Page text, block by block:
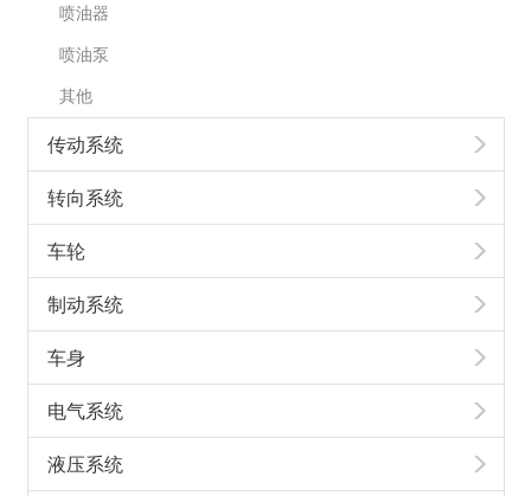
喷油器
喷油泵
其他
传动系统
转向系统
车轮
制动系统
车身
电气系统
液压系统